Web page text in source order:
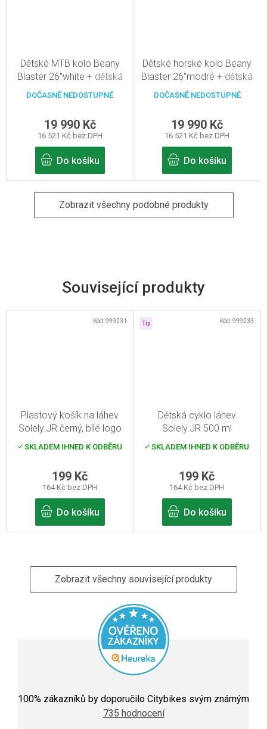
Související produkty
Plastový košík na láhev
Solely.JR černý, bílé logo
SKLADEM IHNED K ODBĚRU
164 Kč bez DPH
199 Kč
Do košíku
Kód:999231 Tip
Dětská cyklo láhev
Solely.JR 500 ml
SKLADEM IHNED K ODBĚRU
164 Kč bez DPH
199 Kč
Do košíku
Kód:999233
Zobrazit všechny související produkty
Dětské MTB kolo Beany
Blaster 26"white + dětská
přilba zdarma
DOČASNĚ NEDOSTUPNÉ
16 521 Kč bez DPH
19 990 Kč
Do košíku
Dětské horské kolo Beany
Blaster 26"modré+ dětská
přilba zdarma
DOČASNĚ NEDOSTUPNÉ
16 521 Kč bez DPH
19 990 Kč
Do košíku
Zobrazit všechny podobné produkty
hodnocení
obchodu
je
100% zákazníků by doporučilo Citybikes svým známým
735 hodnocení